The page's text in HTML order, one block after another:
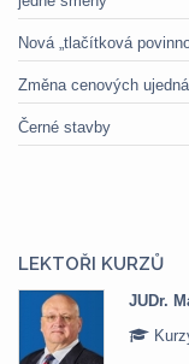
Nová „tlačítková
Změna cenových
Černé stavby
LEKTOŘI KURZŮ
JUDr.